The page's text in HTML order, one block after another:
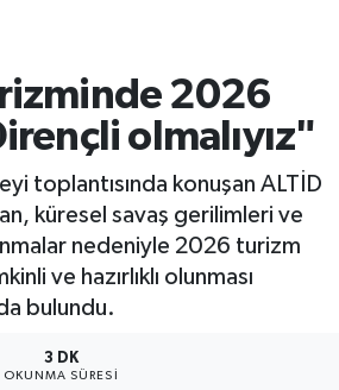
2026
olmalıyız"
toplantısında konuşan ALTİD
küresel savaş gerilimleri ve
nedeniyle 2026 turizm
ve hazırlıklı olunması
bulundu.
3 DK
OKUNMA SÜRESI
Durumu ve Fikstür